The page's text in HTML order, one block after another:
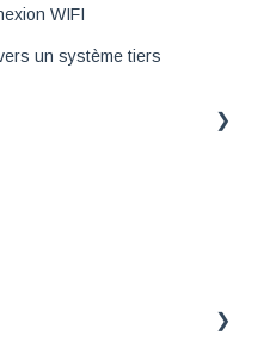
WIFI
un système tiers
interfaces de la vente